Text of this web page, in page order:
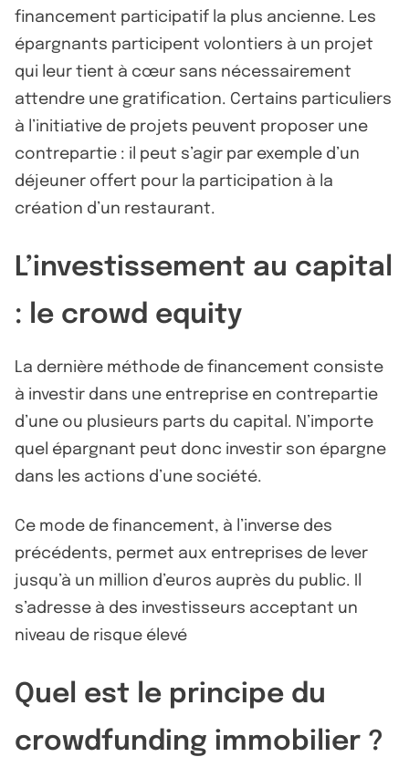
financement participatif la plus ancienne. Les
épargnants participent volontiers à un projet
qui leur tient à cœur sans nécessairement
attendre une gratification. Certains particuliers
à l’initiative de projets peuvent proposer une
contrepartie : il peut s’agir par exemple d’un
déjeuner offert pour la participation à la
création d’un restaurant.
L’investissement au capital
: le crowd equity
La dernière méthode de financement consiste
à investir dans une entreprise en contrepartie
d’une ou plusieurs parts du capital. N’importe
quel épargnant peut donc investir son épargne
dans les actions d’une société.
Ce mode de financement, à l’inverse des
précédents, permet aux entreprises de lever
jusqu’à un million d’euros auprès du public. Il
s’adresse à des investisseurs acceptant un
niveau de risque élevé
Quel est le principe du
crowdfunding immobilier ?